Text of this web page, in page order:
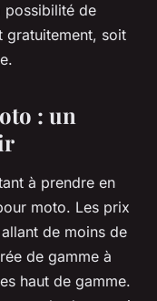
possibilité de
gratuitement, soit
: un
à prendre en
moto. Les prix
de moins de
de gamme à
haut de gamme.